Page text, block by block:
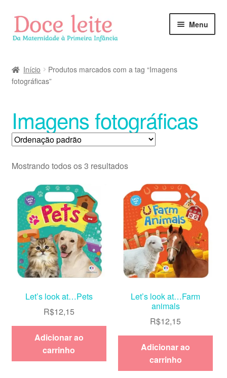
Pular
para
navegação
Pular
para
o
Menu
Início
Produtos marcados com a tag “Imagens
fotográficas”
Imagens fotográficas
Mostrando todos os 3 resultados
Let’s look at…Pets
R$12,15
Adicionar ao
carrinho
Let’s look at…Farm
animals
R$12,15
Adicionar ao
carrinho